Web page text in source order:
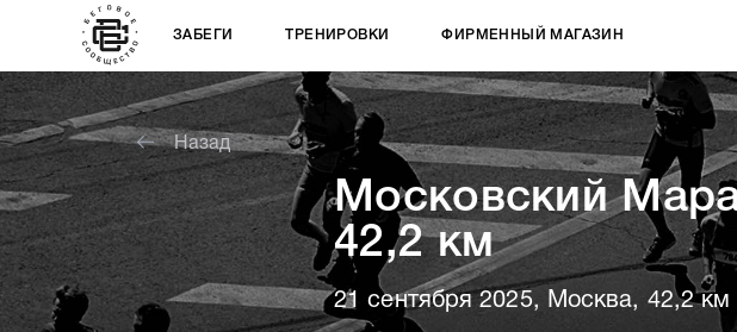
ЗАБЕГИ ТРЕНИРОВКИ ФИРМЕННЫЙ МАГАЗИН
Назад
Московский
42,2 км
21 сентября 2025, Москва, 42,2 км